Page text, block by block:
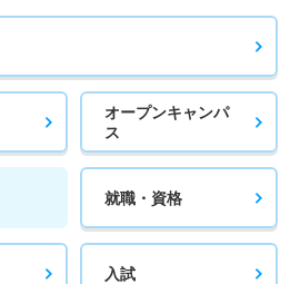
オープンキャンパ
ス
就職・資格
入試